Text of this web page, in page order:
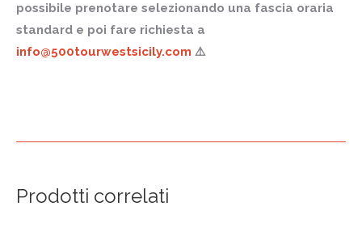
possibile prenotare selezionando una fascia oraria
standard e poi fare richiesta a
info@500tourwestsicily.com ⚠️
Prodotti correlati